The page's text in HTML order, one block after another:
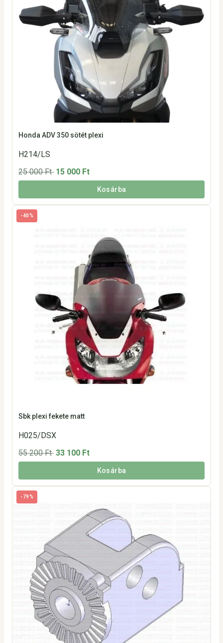
Honda ADV 350 sötét plexi
H214/LS
25 000 Ft 15 000 Ft
Kosárba
-40%
Sbk plexi fekete matt
H025/DSX
55 200 Ft 33 100 Ft
Kosárba
-79%